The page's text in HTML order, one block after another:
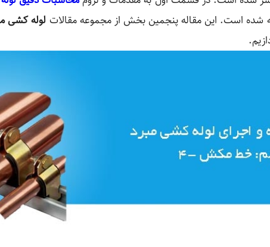
شده است. این مقاله پنجمین بخش از مجموعه مقالات لوله کشی